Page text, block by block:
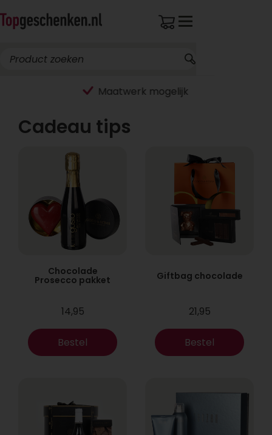
Breed assortiment
Cadeau tips
Chocolade
Prosecco pakket
14,95
Bestel
Giftbag chocolade
21,95
Bestel